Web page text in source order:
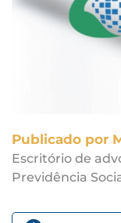
Publicado por
Escritório de
Previdência